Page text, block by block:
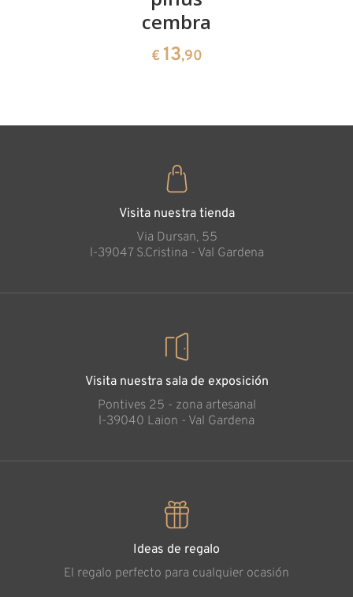
cembra
€ 13,90
Visita nuestra tienda
Via Dursan, 55
l-39047 S.Cristina - Val Gardena
Visita nuestra sala de exposición
Pontives 25 - zona artesanal
l-39040 Laion - Val Gardena
Ideas de regalo
El regalo perfecto para cualquier ocasión